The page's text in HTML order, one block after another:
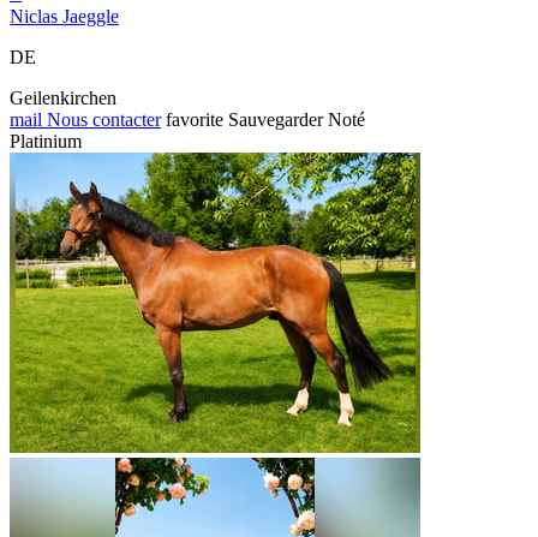
Niclas Jaeggle
DE
Geilenkirchen
mail Nous contacter favorite Sauvegarder Noté
Platinium